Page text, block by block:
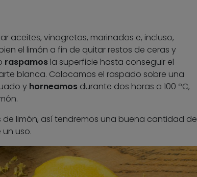
aceites, vinagretas, marinados e, incluso,
el limón a fin de quitar restos de ceras y
raspamos la superficie hasta conseguir el
blanca. Colocamos el raspado sobre una
y horneamos durante dos horas a 100 ºC,
de limón, así tendremos una buena cantidad de
uso.